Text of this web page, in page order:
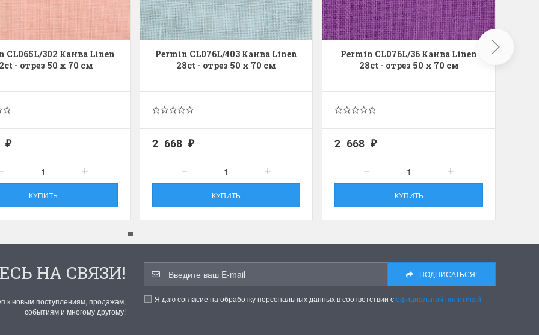
CL065L/302 Канва Linen
- отрез 50 x 70 см
₽
КУПИТЬ
Permin CL076L/403 Канва Linen
28ct - отрез 50 x 70 см
2 668 ₽
КУПИТЬ
Permin CL076L/36 Канва Linen
28ct - отрез 50 x 70 см
2 668₽
КУПИТЬ
НА СВЯЗИ!
к новым поступлениям, продажам,
событиям и многому другому!
ПОДПИСАТЬСЯ!
Я даю согласие на обработку персональных данных в соответствии софициальной политикой